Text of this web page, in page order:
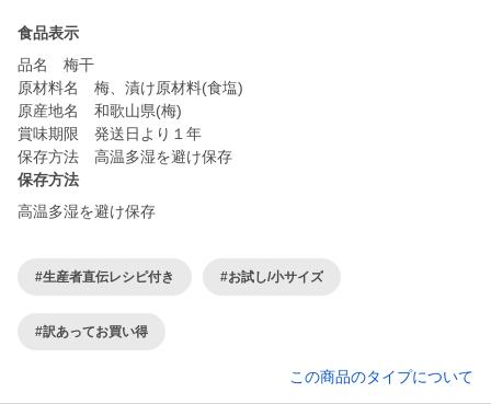
食品表示
品名 梅干
原材料名 梅、漬け原材料(食塩)
原産地名 和歌山県(梅)
賞味期限 発送日より１年
保存方法 高温多湿を避け保存
保存方法
高温多湿を避け保存
#生産者直伝レシピ付き #お試し/小サイズ
#訳あってお買い得
この商品のタイプについて